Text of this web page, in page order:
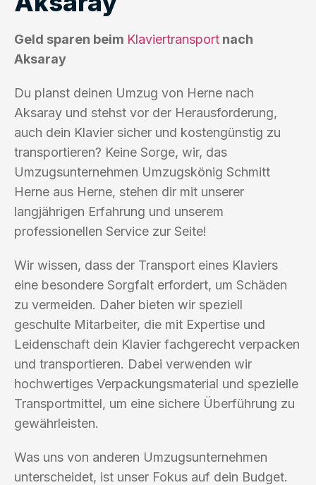
Geld sparen beim Klaviertransport nach
Aksaray
Du planst deinen Umzug von Herne nach
Aksaray und stehst vor der Herausforderung,
auch dein Klavier sicher und kostengünstig zu
transportieren? Keine Sorge, wir, das
Umzugsunternehmen Umzugskönig Schmitt
Herne aus Herne, stehen dir mit unserer
langjährigen Erfahrung und unserem
professionellen Service zur Seite!
Wir wissen, dass der Transport eines Klaviers
eine besondere Sorgfalt erfordert, um Schäden
zu vermeiden. Daher bieten wir speziell
geschulte Mitarbeiter, die mit Expertise und
Leidenschaft dein Klavier fachgerecht verpacken
und transportieren. Dabei verwenden wir
hochwertiges Verpackungsmaterial und spezielle
Transportmittel, um eine sichere Überführung zu
gewährleisten.
Was uns von anderen Umzugsunternehmen
unterscheidet, ist unser Fokus auf dein Budget.